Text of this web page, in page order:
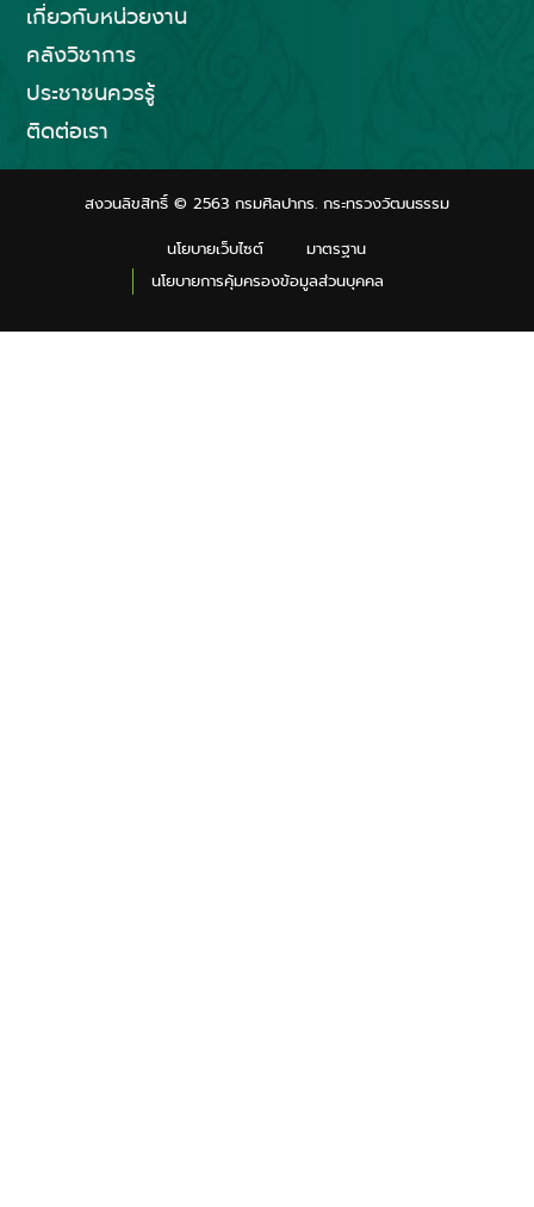
เกี่ยวกับหน่วยงาน
คลังวิชาการ
ประชาชนควรรู้
ติดต่อเรา
สงวนลิขสิทธิ์ © 2563 กรมศิลปากร. กระทรวงวัฒนธรรม
นโยบายเว็บไซต์
มาตรฐาน
นโยบายการคุ้มครองข้อมูลส่วนบุคคล